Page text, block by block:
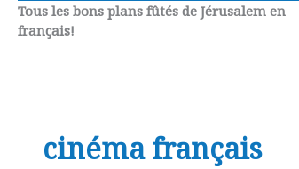
Tous les bons plans fûtés de Jérusalem en
français!
cinéma français